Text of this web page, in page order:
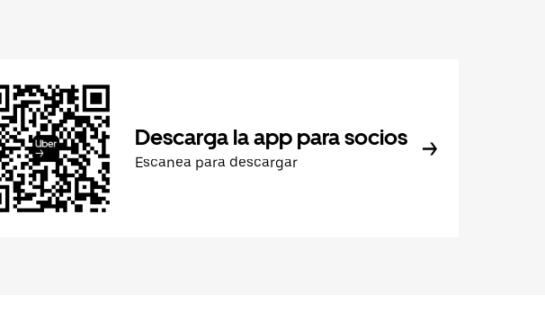
Descarga la app para socios
Escanea para descargar